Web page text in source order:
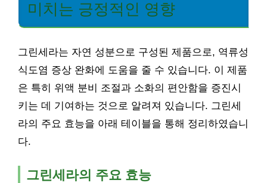
미치는 긍정적인 영향
그린세라는 자연 성분으로 구성된 제품으로, 역류성
식도염 증상 완화에 도움을 줄 수 있습니다. 이 제품
은 특히 위액 분비 조절과 소화의 편안함을 증진시
키는 데 기여하는 것으로 알려져 있습니다. 그린세
라의 주요 효능을 아래 테이블을 통해 정리하였습니
다.
그린세라의 주요 효능